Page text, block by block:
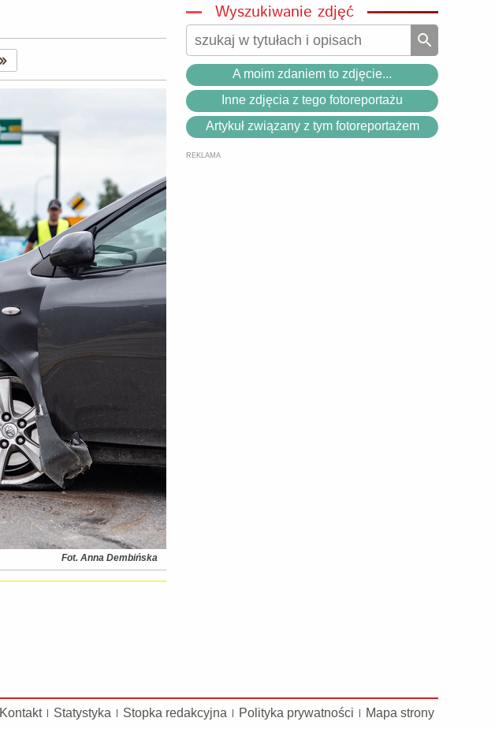
Fot. Anna Dembińska
Wyszukiwanie zdjęć
A moim zdaniem to zdjęcie...
Inne zdjęcia z tego fotoreportażu
Artykuł związany z tym fotoreportażem
Kontakt Statystyka Stopka redakcyjna Polityka prywatności Mapa strony